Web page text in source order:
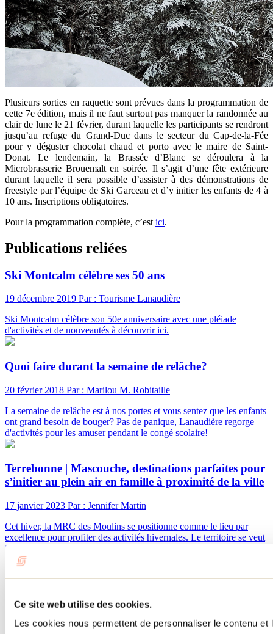
Ce site web utilise des cookies.
Les cookies nous permettent de personnaliser le contenu
Plusieurs sorties en raquette sont prévues dans la programmation de
cette 7e édition, mais il ne faut surtout pas manquer la randonnée au
clair de lune le 21 février, durant laquelle les participants se rendront
jusqu’au refuge du Grand-Duc dans le secteur du Cap-de-la-Fée
pour y déguster chocolat chaud et porto avec le maire de Saint-
Donat. Le lendemain, la Brassée d’Blanc se déroulera à la
Microbrasserie Brouemalt en soirée. Il s’agit d’une fête extérieure
durant laquelle il sera possible d’assister à des démonstrations de
freestyle par l’équipe de Ski Garceau et d’y initier les enfants de 4 à
10 ans. Inscriptions obligatoires.
Pour la programmation complète, c’est ici.
Publications reliées
Ski Montcalm célèbre ses 50 ans
19 décembre 2019 Par : Tourisme Lanaudière
Ski Montcalm célèbre son 50e anniversaire avec une pléiade
d'activités et de nouveautés à découvrir ici.
Quoi faire durant la semaine de relâche?
20 février 2018 Par : Marilou M. Robitaille
La semaine de relâche est à nos portes et vous sentez que les enfants
ont grand besoin de bouger? Pas de panique, Lanaudière regorge
d'activités pour les amuser pendant le congé scolaire!
Terrebonne | Mascouche, destinations parfaites pour
s’initier au plein air en famille à proximité de la ville
17 janvier 2023 Par : Jennifer Martin
Cet hiver, la MRC des Moulins se positionne comme le lieu par
excellence pour profiter des activités hivernales. Le territoire se veut
le terrain de jeu idéal pour s’initier aux activités de plein air.
1 800 363-2788
Menu pied de page